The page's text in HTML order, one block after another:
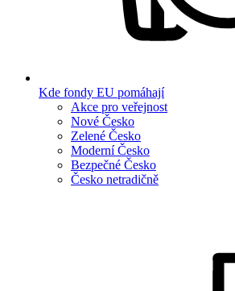
Kde fondy EU pomáhají
Akce pro veřejnost
Nové Česko
Zelené Česko
Moderní Česko
Bezpečné Česko
Česko netradičně